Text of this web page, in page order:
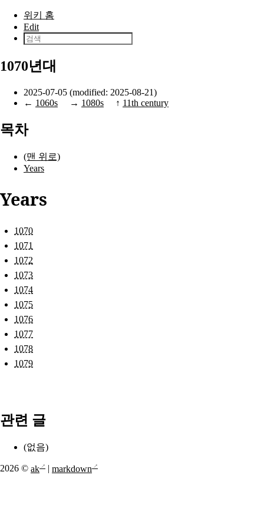
본문으로 건너뛰기
위키 홈
Edit
1070년대
2025-07-05 (modified: 2025-08-21)
← 1060s → 1080s ↑ 11th century
목차
(맨 위로)
Years
Years
1070
1071
1072
1073
1074
1075
1076
1077
1078
1079
관련 글
(없음)
2026 © ak markdown